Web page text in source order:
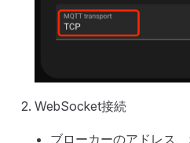
WebSocket接続
ブローカーのアドレス